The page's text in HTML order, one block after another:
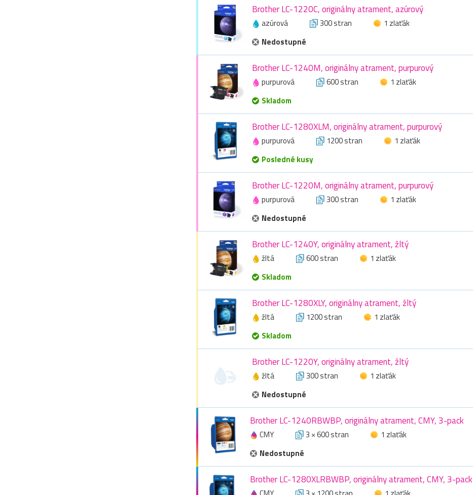
Brother LC-1220C, originálny atrament, azúrový
azúrová 300 stran
1 zlaťák
Nedostupné
Brother LC-1240M, originálny atrament, purpurový
purpurová 600 stran
1 zlaťák
Skladom
Brother LC-1280XLM, originálny atrament, purpurový
purpurová 1200 stran
1 zlaťák
Posledné kusy
Brother LC-1220M, originálny atrament, purpurový
purpurová 300 stran
1 zlaťák
Nedostupné
Brother LC-1240Y, originálny atrament, žltý
žltá 600 stran
1 zlaťák
Skladom
Brother LC-1280XLY, originálny atrament, žltý
žltá 1200 stran
1 zlaťák
Skladom
Brother LC-1220Y, originálny atrament, žltý
žltá 300 stran
1 zlaťák
Nedostupné
Brother LC-1240RBWBP, originálny atrament, CMY, 3-pack
CMY 3 × 600 stran
1 zlaťák
Nedostupné
Brother LC-1280XLRBWBP, originálny atrament, CMY, 3-pack